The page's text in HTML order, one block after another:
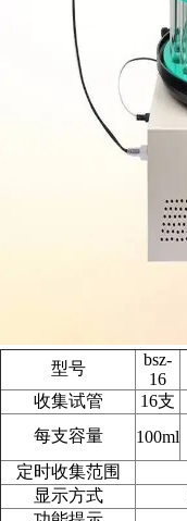
型号
bsz-
16
收集试管
16支
每支容量
100ml
定时收集范围
显示方式